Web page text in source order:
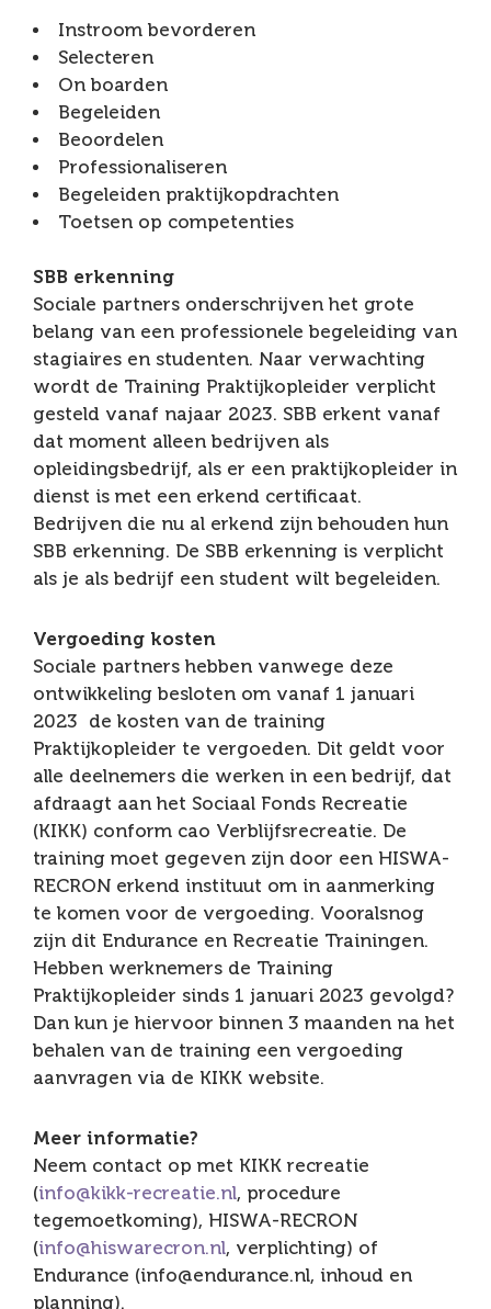
Instroom bevorderen
Selecteren
On boarden
Begeleiden
Beoordelen
Professionaliseren
Begeleiden praktijkopdrachten
Toetsen op competenties
SBB erkenning
Sociale partners onderschrijven het grote
belang van een professionele begeleiding van
stagiaires en studenten. Naar verwachting
wordt de Training Praktijkopleider verplicht
gesteld vanaf najaar 2023. SBB erkent vanaf
dat moment alleen bedrijven als
opleidingsbedrijf, als er een praktijkopleider in
dienst is met een erkend certificaat.
Bedrijven die nu al erkend zijn behouden hun
SBB erkenning. De SBB erkenning is verplicht
als je als bedrijf een student wilt begeleiden.
Vergoeding kosten
Sociale partners hebben vanwege deze
ontwikkeling besloten om vanaf 1 januari
2023 de kosten van de training
Praktijkopleider te vergoeden. Dit geldt voor
alle deelnemers die werken in een bedrijf, dat
afdraagt aan het Sociaal Fonds Recreatie
(KIKK) conform cao Verblijfsrecreatie. De
training moet gegeven zijn door een HISWA-
RECRON erkend instituut om in aanmerking
te komen voor de vergoeding. Vooralsnog
zijn dit Endurance en Recreatie Trainingen.
Hebben werknemers de Training
Praktijkopleider sinds 1 januari 2023 gevolgd?
Dan kun je hiervoor binnen 3 maanden na het
behalen van de training een vergoeding
aanvragen via de KIKK website.
Meer informatie?
Neem contact op met KIKK recreatie
(info@kikk-recreatie.nl, procedure
tegemoetkoming), HISWA-RECRON
(info@hiswarecron.nl, verplichting) of
Endurance (info@endurance.nl, inhoud en
planning).